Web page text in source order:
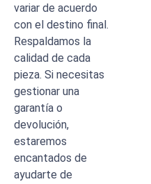
variar de acuerdo
con el destino final.
Respaldamos la
calidad de cada
pieza. Si necesitas
gestionar una
garantía o
devolución,
estaremos
encantados de
ayudarte de